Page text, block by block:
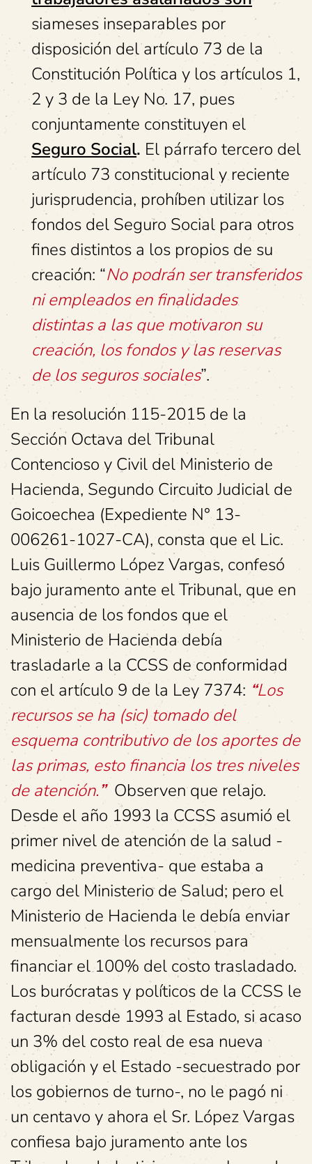
siameses inseparables por
disposición del artículo 73 de la
Constitución Política y los artículos 1,
2 y 3 de la Ley No. 17, pues
conjuntamente constituyen el
Seguro Social. El párrafo tercero del
artículo 73 constitucional y reciente
jurisprudencia, prohíben utilizar los
fondos del Seguro Social para otros
fines distintos a los propios de su
creación: “No podrán ser transferidos
ni empleados en finalidades
distintas a las que motivaron su
creación, los fondos y las reservas
de los seguros sociales”.
En la resolución 115-2015 de la
Sección Octava del Tribunal
Contencioso y Civil del Ministerio de
Hacienda, Segundo Circuito Judicial de
Goicoechea (Expediente N° 13-
006261-1027-CA), consta que el Lic.
Luis Guillermo López Vargas, confesó
bajo juramento ante el Tribunal, que en
ausencia de los fondos que el
Ministerio de Hacienda debía
trasladarle a la CCSS de conformidad
con el artículo 9 de la Ley 7374: “Los
recursos se ha (sic) tomado del
esquema contributivo de los aportes de
las primas, esto financia los tres niveles
de atención.”Observen que relajo.
Desde el año 1993 la CCSS asumió el
primer nivel de atención de la salud -
medicina preventiva- que estaba a
cargo del Ministerio de Salud; pero el
Ministerio de Hacienda le debía enviar
mensualmente los recursos para
financiar el 100% del costo trasladado.
Los burócratas y políticos de la CCSS le
facturan desde 1993 al Estado, si acaso
un 3% del costo real de esa nueva
obligación y el Estado -secuestrado por
los gobiernos de turno-, no le pagó ni
un centavo y ahora el Sr. López Vargas
confiesa bajo juramento ante los